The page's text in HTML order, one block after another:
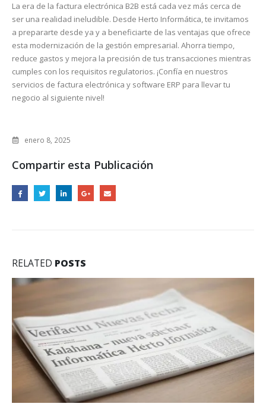
La era de la factura electrónica B2B está cada vez más cerca de
ser una realidad ineludible. Desde Herto Informática, te invitamos
a prepararte desde ya y a beneficiarte de las ventajas que ofrece
esta modernización de la gestión empresarial. Ahorra tiempo,
reduce gastos y mejora la precisión de tus transacciones mientras
cumples con los requisitos regulatorios. ¡Confía en nuestros
servicios de factura electrónica y software ERP para llevar tu
negocio al siguiente nivel!
enero 8, 2025
Compartir esta Publicación
RELATED POSTS